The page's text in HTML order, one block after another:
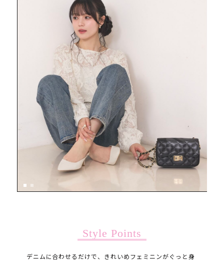
Style Points
デニムに合わせるだけで、きれいめフェミニンがぐっと身